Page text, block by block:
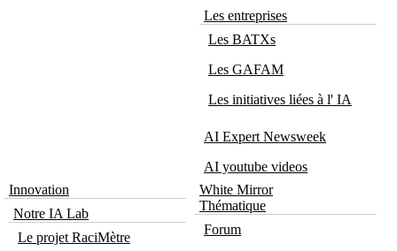
Les entreprises
Les BATXs
Les GAFAM
Les initiatives liées à l' IA
AI Expert Newsweek
AI youtube videos
Innovation
Notre IA Lab
Le projet RaciMètre
White Mirror
Thématique
Forum